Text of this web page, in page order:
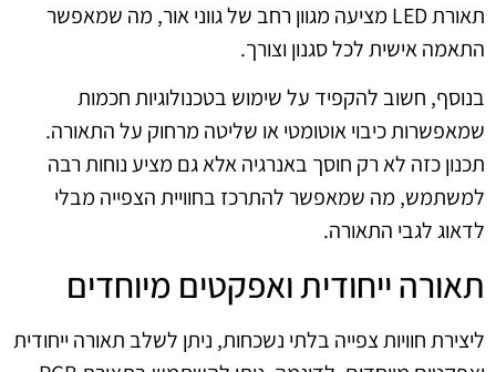
תאורת LED מציעה מגוון רחב של גווני אור, מה שמאפשר
התאמה אישית לכל סגנון וצורך.
בנוסף, חשוב להקפיד על שימוש בטכנולוגיות חכמות
שמאפשרות כיבוי אוטומטי או שליטה מרחוק על התאורה.
תכנון כזה לא רק חוסך באנרגיה אלא גם מציע נוחות רבה
למשתמש, מה שמאפשר להתרכז בחוויית הצפייה מבלי
לדאוג לגבי התאורה.
תאורה ייחודית ואפקטים מיוחדים
ליצירת חוויות צפייה בלתי נשכחות, ניתן לשלב תאורה ייחודית